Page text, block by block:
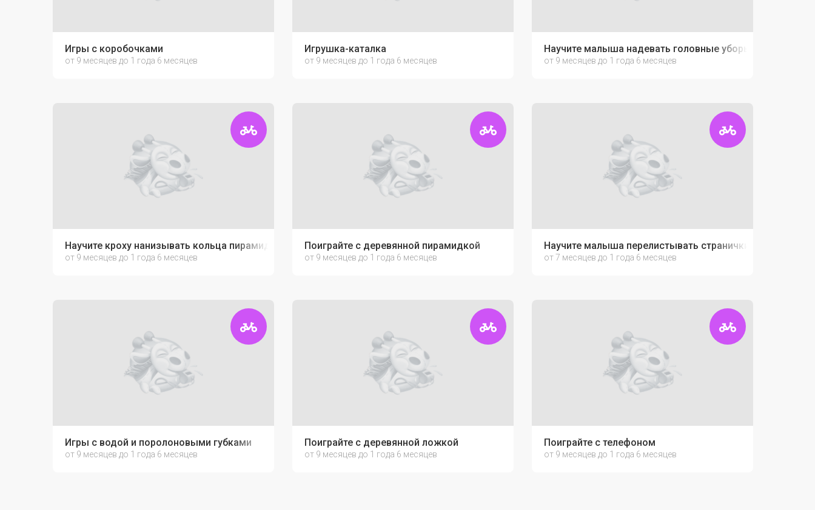
Игры с коробочками
от 9 месяцев до 1 года 6 месяцев
Игрушка-каталка
от 9 месяцев до 1 года 6 месяцев
Научите малыша надевать головные уборы
от 9 месяцев до 1 года 6 месяцев
Научите кроху нанизывать кольца пирамидки
от 9 месяцев до 1 года 6 месяцев
Поиграйте с деревянной пирамидкой
от 9 месяцев до 1 года 6 месяцев
Научите малыша перелистывать странички книжек
от 7 месяцев до 1 года 6 месяцев
Игры с водой и поролоновыми губками
от 9 месяцев до 1 года 6 месяцев
Поиграйте с деревянной ложкой
от 9 месяцев до 1 года 6 месяцев
Поиграйте с телефоном
от 9 месяцев до 1 года 6 месяцев